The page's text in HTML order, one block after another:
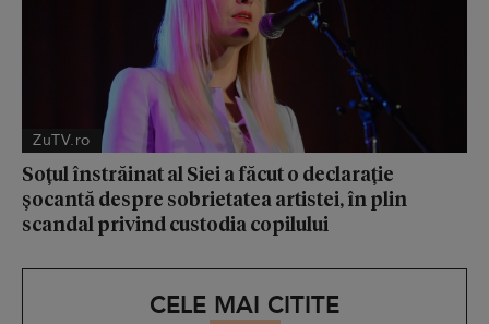
ZuTV.ro
Soțul înstrăinat al Siei a făcut o declarație
șocantă despre sobrietatea artistei, în plin
scandal privind custodia copilului
CELE MAI CITITE